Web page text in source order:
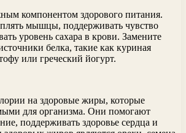
компонентом здорового питания.
мышцы, поддерживать чувство
уровень сахара в крови. Замените
белка, такие как куриная
или греческий йогурт.
на здоровые жиры, которые
для организма. Они помогают
поддерживать здоровье сердца и